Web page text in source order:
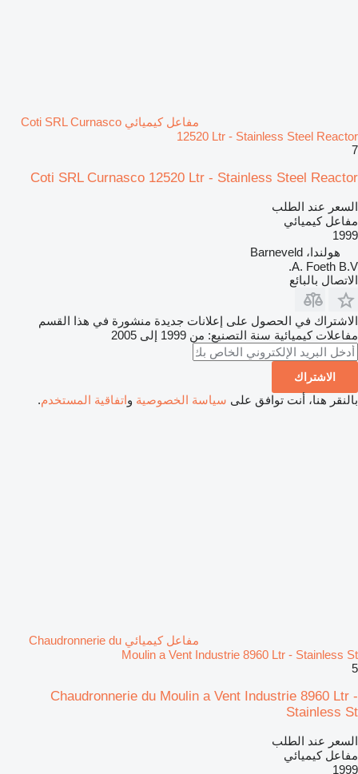
مفاعل كيميائي Coti SRL Curnasco
12520 Ltr - Stainless Steel Reactor
7
Coti SRL Curnasco 12520 Ltr - Stainless Steel Reactor
السعر عند الطلب
مفاعل كيميائي
1999
هولندا، Barneveld
A. Foeth B.V.
الاتصال بالبائع
الاشتراك في الحصول على إعلانات جديدة منشورة في هذا القسم
مفاعلات كيميائية سنة التصنيع: من 1999 إلى 2005
الاشتراك
بالنقر هنا، أنت توافق على سياسة الخصوصية واتفاقية المستخدم.
مفاعل كيميائي Chaudronnerie du
Moulin a Vent Industrie 8960 Ltr - Stainless St
5
Chaudronnerie du Moulin a Vent Industrie 8960 Ltr -
Stainless St
السعر عند الطلب
مفاعل كيميائي
1999